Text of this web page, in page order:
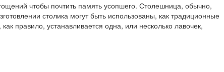
чтобы почтить память усопшего. Столешница, обычно,
столика могут быть использованы, как традиционные
правило, устанавливается одна, или несколько лавочек,